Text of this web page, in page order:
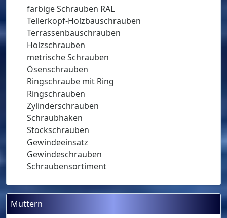
farbige Schrauben RAL
Tellerkopf-Holzbauschrauben
Terrassenbauschrauben
Holzschrauben
metrische Schrauben
Ösenschrauben
Ringschraube mit Ring
Ringschrauben
Zylinderschrauben
Schraubhaken
Stockschrauben
Gewindeeinsatz
Gewindeschrauben
Schraubensortiment
Muttern